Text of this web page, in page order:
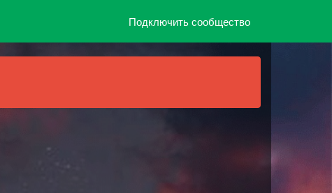
Подключить сообщество